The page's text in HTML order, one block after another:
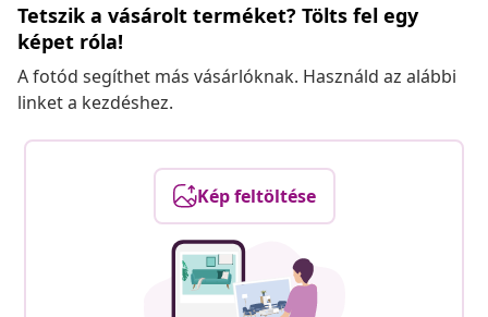
Tetszik a vásárolt terméket? Tölts fel egy
képet róla!
A fotód segíthet más vásárlóknak. Használd az alábbi
linket a kezdéshez.
Kép feltöltése